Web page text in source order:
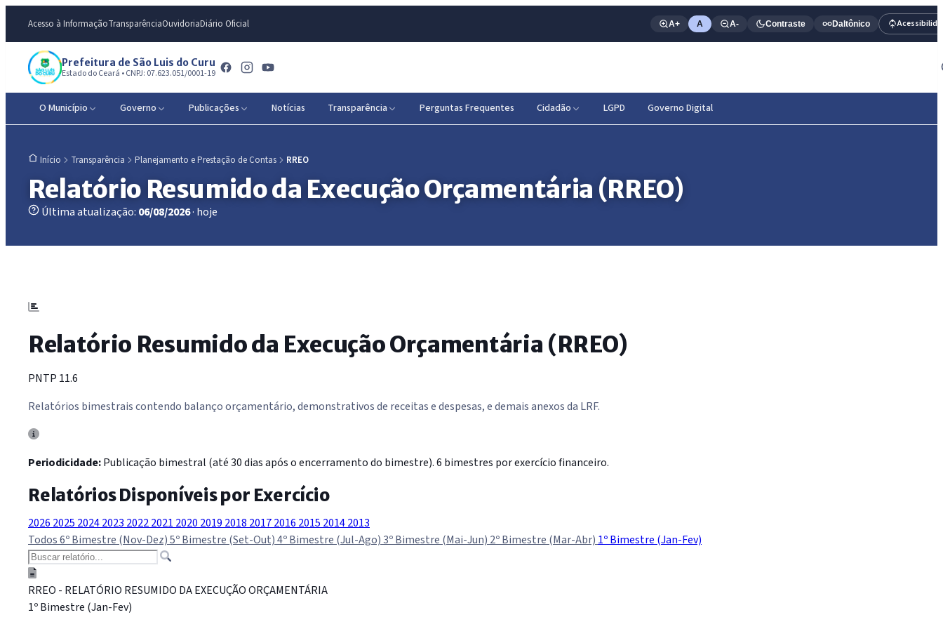
Acesso à InformaçãoTransparênciaOuvidoriaDiário Oficial A+ A A- Contraste Daltônico
Prefeitura de São Luis do Curu
Estado do Ceará • CNPJ: 07.623.051/0001-19
O Município Governo Publicações Notícias Transparência Perguntas Frequentes Cidadão LGPD Governo Digital
Início Transparência Planejamento e Prestação de Contas RREO
Relatório Resumido da Execução Orçamentária (RREO)
Última atualização: 06/08/2026· hoje
Relatório Resumido da Execução Orçamentária (RREO)
PNTP 11.6
Relatórios bimestrais contendo balanço orçamentário, demonstrativos de receitas e despesas, e demais anexos da LRF.
Periodicidade:Publicação bimestral (até 30 dias após o encerramento do bimestre). 6 bimestres por exercício financeiro.
Relatórios Disponíveis por Exercício
2026 2025 20242023 20222021 2020 2019 2018 20172016 2015 20142013
Todos6º Bimestre (Nov-Dez)5º Bimestre (Set-Out)4º Bimestre (Jul-Ago)3º Bimestre (Mai-Jun) 2º Bimestre (Mar-Abr) 1º Bimestre (Jan-Fev)
RREO - RELATÓRIO RESUMIDO DA EXECUÇÃO ORÇAMENTÁRIA
1º Bimestre (Jan-Fev)